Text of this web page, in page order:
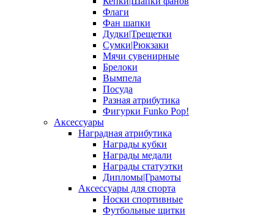
Флаги
Фан шапки
Дудки|Трещетки
Сумки|Рюкзаки
Мячи сувенирные
Брелоки
Вымпела
Посуда
Разная атрибутика
Фигурки Funko Pop!
Аксессуары
Наградная атрибутика
Награды кубки
Награды медали
Награды статуэтки
Дипломы|Грамоты
Аксессуары для спорта
Носки спортивные
Футбольные щитки